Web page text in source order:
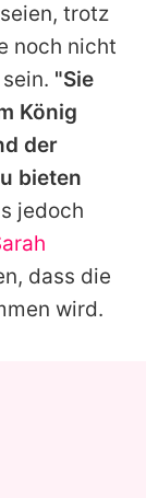
trotz
noch nicht
"Sie
König
der
bieten
jedoch
dass die
wird.